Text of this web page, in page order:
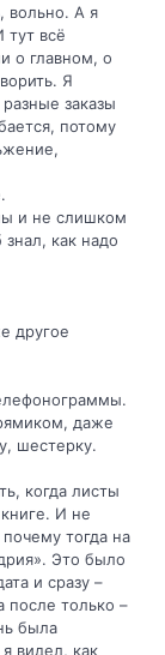
вольно. А я
всё
о главном, о
Я
заказы
потому
и не слишком
как надо
другое
даже
шестерку.
когда листы
И не
тогда на
Это было
и сразу –
после только –
была
видел, как